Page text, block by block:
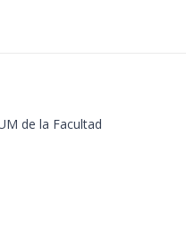
de la Facultad